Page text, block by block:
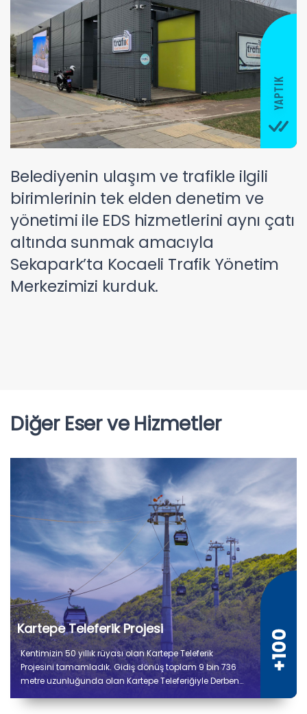
Belediyenin ulaşım ve trafikle ilgili
birimlerinin tek elden denetim ve
yönetimi ile EDS hizmetlerini aynı çatı
altında sunmak amacıyla
Sekapark’ta Kocaeli Trafik Yönetim
Merkezimizi kurduk.
Diğer Eser ve Hizmetler
Kartepe Teleferik Projesi
Kentimizin 50 yıllık rüyası olan Kartepe Teleferik
Projesini tamamladık. Gidiş dönüş toplam 9 bin 736
metre uzunluğunda olan Kartepe Teleferiğiyle Derbent